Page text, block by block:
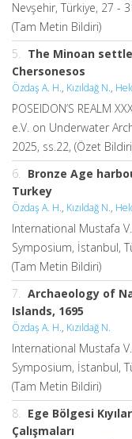
Nevşehir, Türkiye, 27 -
(Tam Metin Bildiri)
5.
The Minoan
Chersonesos
Özdaş A. H., Kızıldağ N.,
POSEIDON’S REALM
e.V. on Underwater
2025, ss.22, (Özet
6.
Bronze Age
Turkey
Özdaş A. H., Kızıldağ N.,
International Mustafa
Symposium, İstanbul,
(Tam Metin Bildiri)
7.
Archaeology of
Islands, 1695
Özdaş A. H., Kızıldağ N.
International Mustafa
Symposium, İstanbul,
(Tam Metin Bildiri)
8.
Ege Bölgesi
Çalışmaları